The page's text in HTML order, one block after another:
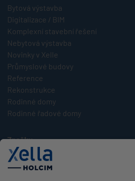
Bytová výstavba
Digitalizace / BIM
Komplexní stavební řešení
Nebytová výstavba
Novinky v Xelle
Průmyslové budovy
Reference
Rekonstrukce
Rodinné domy
Rodinné řadové domy
Značky
Multipor
Silka